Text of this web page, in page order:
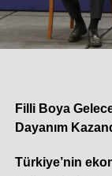
Filli Boya
Dayanım
Türkiye’nin